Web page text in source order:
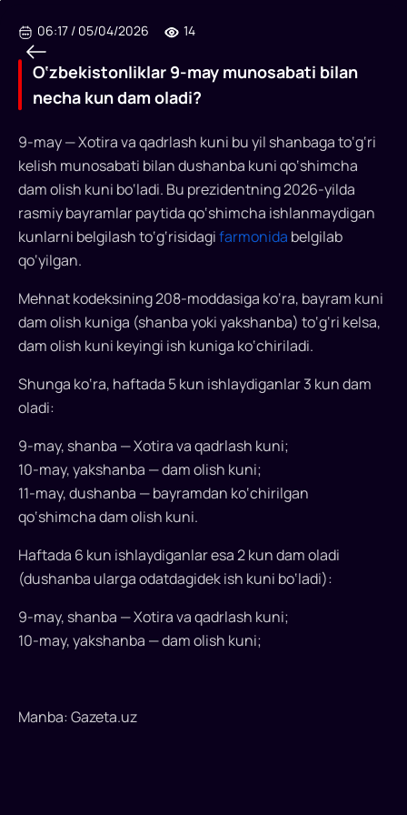
O‘zbekistonliklar
9-
may
munosabati
bilan
necha
kun
dam
oladi?
Xotira
qadrlash
kuni
shanbaga
to‘g‘ri
kelish
munosabati
dushanba
qo‘shimcha
bo‘ladi.
06:17 / 05/04/2026 14
O‘zbekistonliklar 9-may munosabati bilan
necha kun dam oladi?
9-may — Xotira va qadrlash kuni bu yil shanbaga to‘g‘ri
kelish munosabati bilan dushanba kuni qo‘shimcha
dam olish kuni bo‘ladi. Bu prezidentning 2026-yilda
rasmiy bayramlar paytida qo‘shimcha ishlanmaydigan
kunlarni belgilash to‘g‘risidagifarmonida belgilab
qo‘yilgan.
Mehnat kodeksining 208-moddasiga ko‘ra, bayram kuni
dam olish kuniga (shanba yoki yakshanba) to‘g‘ri kelsa,
dam olish kuni keyingi ish kuniga ko‘chiriladi.
Shunga ko‘ra, haftada 5 kun ishlaydiganlar 3 kun dam
oladi:
9-may, shanba — Xotira va qadrlash kuni;
10-may, yakshanba — dam olish kuni;
11-may, dushanba — bayramdan ko‘chirilgan
qo‘shimcha dam olish kuni.
Haftada 6 kun ishlaydiganlar esa 2 kun dam oladi
(dushanba ularga odatdagidek ish kuni bo‘ladi):
9-may, shanba — Xotira va qadrlash kuni;
10-may, yakshanba — dam olish kuni;
Manba: Gazeta.uz